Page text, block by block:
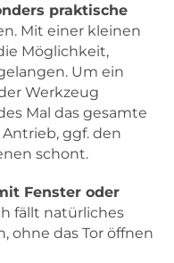
praktische
Mit einer kleinen
Möglichkeit,
Um ein
Werkzeug
Mal das gesamte
ggf. den
schont.
Fenster oder
fällt natürliches
ohne das Tor öffnen